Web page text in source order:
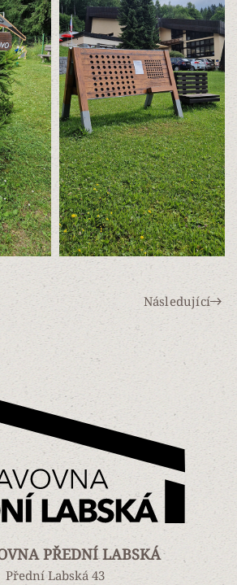
Následující
PŘEDNÍ LABSKÁ
Přední Labská 43